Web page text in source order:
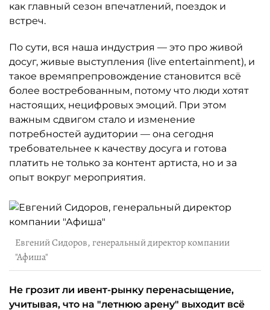
как главный сезон впечатлений, поездок и
встреч.
По сути, вся наша индустрия — это про живой
досуг, живые выступления (live entertainment), и
такое времяпрепровождение становится всё
более востребованным, потому что люди хотят
настоящих, нецифровых эмоций. При этом
важным сдвигом стало и изменение
потребностей аудитории — она сегодня
требовательнее к качеству досуга и готова
платить не только за контент артиста, но и за
опыт вокруг мероприятия.
Евгений Сидоров, генеральный директор компании
"Афиша"
Не грозит ли ивент-рынку перенасыщение,
учитывая, что на "летнюю арену" выходит всё